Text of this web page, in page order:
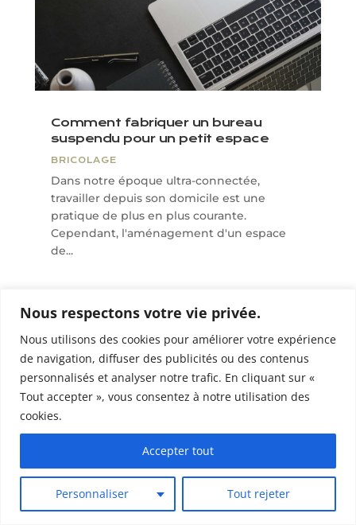
Nous respectons votre vie privée.
Nous utilisons des cookies pour améliorer votre expérience
de navigation, diffuser des publicités ou des contenus
personnalisés et analyser notre trafic. En cliquant sur «
Tout accepter », vous consentez à notre utilisation des
cookies.
Personnaliser Tout rejeter
Accepter tout
Comment fabriquer un bureau
suspendu pour un petit espace
BRICOLAGE
Dans notre époque ultra-connectée,
travailler depuis son domicile est une
pratique de plus en plus courante.
Cependant, l'aménagement d'un espace
de...
Tendances de peinture intérieure :
couleurs et conseils